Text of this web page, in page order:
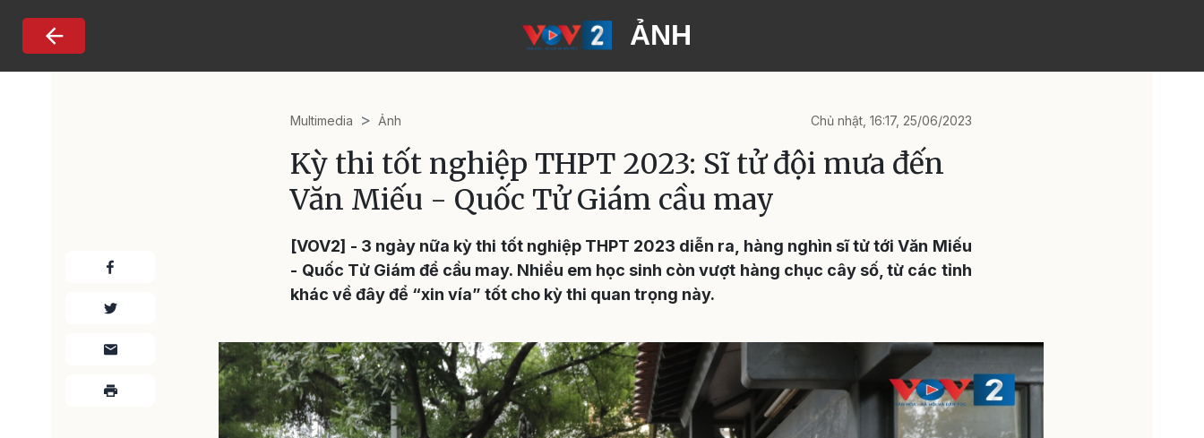
ẢNH
Multimedia Ảnh Chủ nhật, 16:17, 25/06/2023
Kỳ thi tốt nghiệp THPT 2023: Sĩ tử đội mưa đến
Văn Miếu - Quốc Tử Giám cầu may
[VOV2] - 3 ngày nữa kỳ thi tốt nghiệp THPT 2023 diễn ra, hàng nghìn sĩ tử tới Văn Miếu
- Quốc Tử Giám để cầu may. Nhiều em học sinh còn vượt hàng chục cây số, từ các tỉnh
khác về đây để “xin vía” tốt cho kỳ thi quan trọng này.